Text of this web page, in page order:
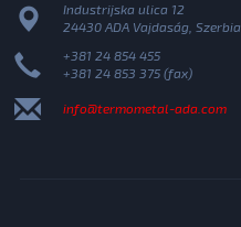
Industrijska ulica 12
24430 ADA Vajdaság, Szerbia
+381 24 854 455
+381 24 853 375 (fax)
info@termometal-ada.com